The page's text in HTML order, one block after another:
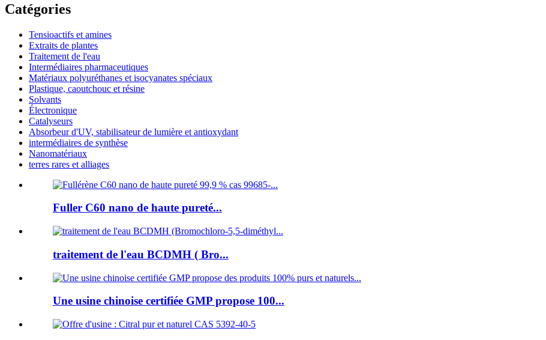
Catégories
Tensioactifs et amines
Extraits de plantes
Traitement de l'eau
Intermédiaires pharmaceutiques
Matériaux polyuréthanes et isocyanates spéciaux
Plastique, caoutchouc et résine
Solvants
Électronique
Catalyseurs
Absorbeur d'UV, stabilisateur de lumière et antioxydant
intermédiaires de synthèse
Nanomatériaux
terres rares et alliages
Fuller C60 nano de haute pureté...
traitement de l'eau BCDMH ( Bro...
Une usine chinoise certifiée GMP propose 100...